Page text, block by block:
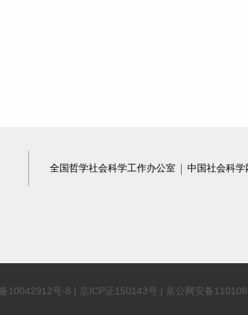
全国哲学社会科学工作办公室 中国社会科学
10042912号-8 | 京ICP证150143号 | 京公网安备